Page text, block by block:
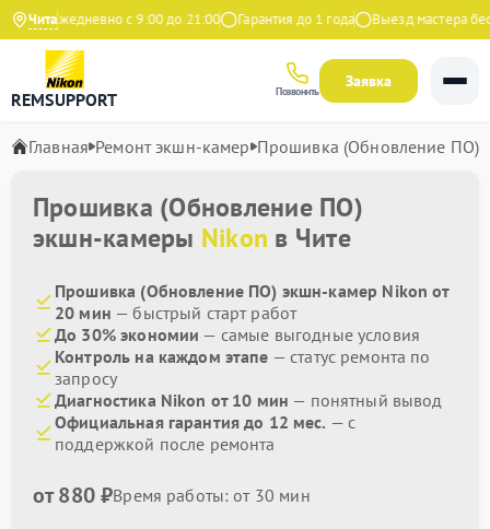
Чита
Ежедневно с 9:00 до 21:00 Гарантия до 1 года Выезд мастера
REMSUPPORT Позвонить
Заявка
Главная Ремонт экшн-камер Прошивка (Обновление ПО)
Прошивка (Обновление ПО)
экшн-камеры Nikon в Чите
Прошивка (Обновление ПО) экшн-камер Nikon от
20 мин — быстрый старт работ
До 30% экономии — самые выгодные условия
Контроль на каждом этапе — статус ремонта по
запросу
Диагностика Nikon от 10 мин — понятный вывод
Официальная гарантия до 12 мес. — с
поддержкой после ремонта
от 880 ₽Время работы: от 30 мин